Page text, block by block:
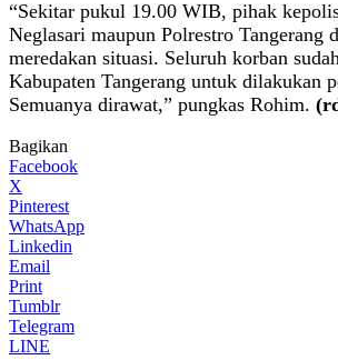
“Sekitar pukul 19.00 WIB, pihak
Neglasari maupun Polrestro Tangerang
meredakan situasi. Seluruh korban
Kabupaten Tangerang untuk dilakukan
Semuanya dirawat,” pungkas Rohim.
Bagikan
Facebook
X
Pinterest
WhatsApp
Linkedin
Email
Print
Tumblr
Telegram
LINE